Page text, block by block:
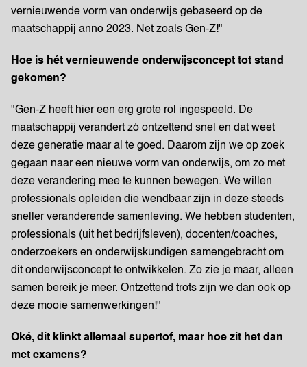
vernieuwende vorm van onderwijs gebaseerd op de
maatschappij anno 2023. Net zoals Gen-Z!"
Hoe is hét vernieuwende onderwijsconcept tot stand
gekomen?
"Gen-Z heeft hier een erg grote rol ingespeeld. De
maatschappij verandert zó ontzettend snel en dat weet
deze generatie maar al te goed. Daarom zijn we op zoek
gegaan naar een nieuwe vorm van onderwijs, om zo met
deze verandering mee te kunnen bewegen. We willen
professionals opleiden die wendbaar zijn in deze steeds
sneller veranderende samenleving. We hebben studenten,
professionals (uit het bedrijfsleven), docenten/coaches,
onderzoekers en onderwijskundigen samengebracht om
dit onderwijsconcept te ontwikkelen. Zo zie je maar, alleen
samen bereik je meer. Ontzettend trots zijn we dan ook op
deze mooie samenwerkingen!"
Oké, dit klinkt allemaal supertof, maar hoe zit het dan
met examens?